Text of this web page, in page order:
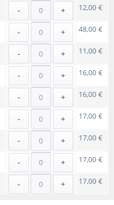
- + 12,00 €
- + 48,00 €
- + 11,00 €
- + 16,00 €
- + 16,00 €
- + 17,00 €
- + 17,00 €
- + 17,00 €
- + 17,00 €